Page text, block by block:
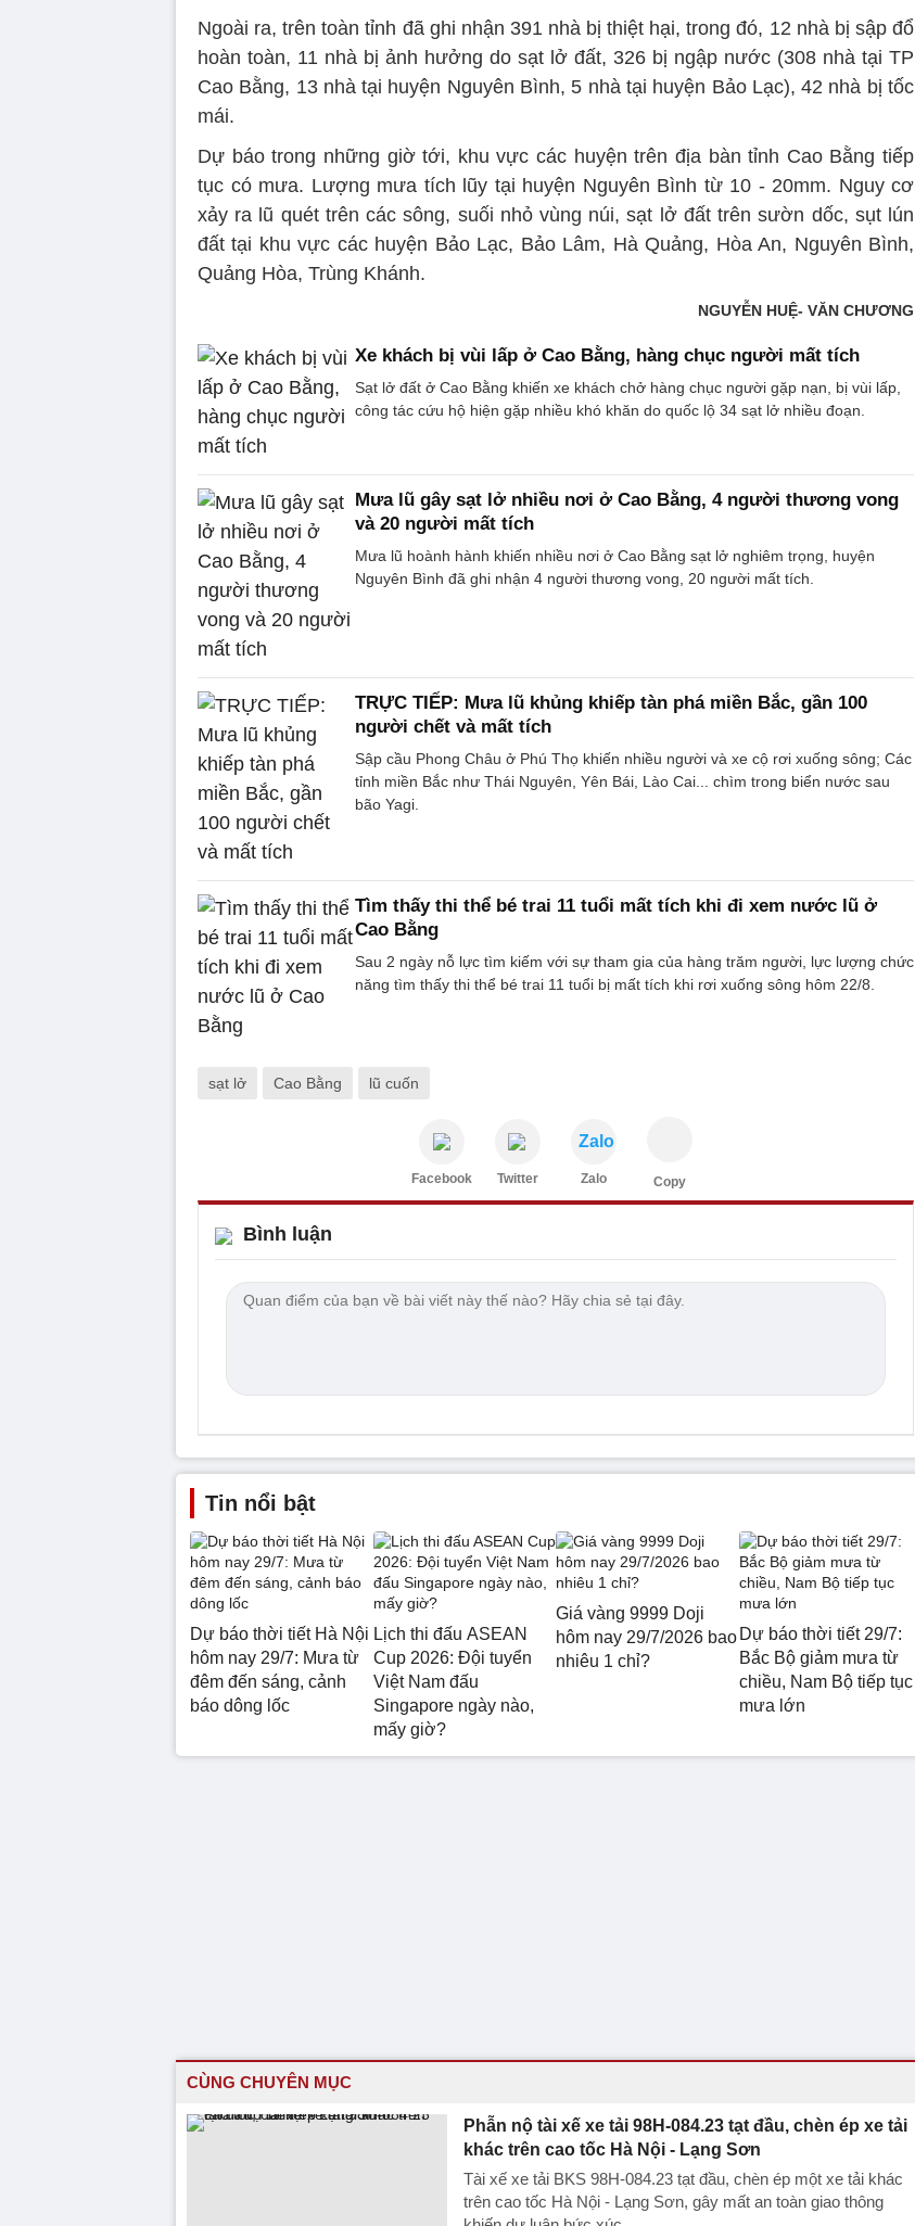
Ngoài ra, trên toàn tỉnh đã ghi nhận 391 nhà bị thiệt hại, trong đó, 12 nhà bị sập đổ
hoàn toàn, 11 nhà bị ảnh hưởng do sạt lở đất, 326 bị ngập nước (308 nhà tại TP
Cao Bằng, 13 nhà tại huyện Nguyên Bình, 5 nhà tại huyện Bảo Lạc), 42 nhà bị tốc
mái.
Dự báo trong những giờ tới, khu vực các huyện trên địa bàn tỉnh Cao Bằng tiếp
tục có mưa. Lượng mưa tích lũy tại huyện Nguyên Bình từ 10 - 20mm. Nguy cơ
xảy ra lũ quét trên các sông, suối nhỏ vùng núi, sạt lở đất trên sườn dốc, sụt lún
đất tại khu vực các huyện Bảo Lạc, Bảo Lâm, Hà Quảng, Hòa An, Nguyên Bình,
Quảng Hòa, Trùng Khánh.
NGUYỄN HUỆ- VĂN CHƯƠNG
Xe khách bị vùi lấp ở Cao Bằng, hàng chục người mất tích
Sạt lở đất ở Cao Bằng khiến xe khách chở hàng chục người gặp nạn, bị vùi lấp,
công tác cứu hộ hiện gặp nhiều khó khăn do quốc lộ 34 sạt lở nhiều đoạn.
Mưa lũ gây sạt lở nhiều nơi ở Cao Bằng, 4 người thương vong
và 20 người mất tích
Mưa lũ hoành hành khiến nhiều nơi ở Cao Bằng sạt lở nghiêm trọng, huyện
Nguyên Bình đã ghi nhận 4 người thương vong, 20 người mất tích.
TRỰC TIẾP: Mưa lũ khủng khiếp tàn phá miền Bắc, gần 100
người chết và mất tích
Sập cầu Phong Châu ở Phú Thọ khiến nhiều người và xe cộ rơi xuống sông; Các
tỉnh miền Bắc như Thái Nguyên, Yên Bái, Lào Cai... chìm trong biển nước sau
bão Yagi.
Tìm thấy thi thể bé trai 11 tuổi mất tích khi đi xem nước lũ ở
Cao Bằng
Sau 2 ngày nỗ lực tìm kiếm với sự tham gia của hàng trăm người, lực lượng chức
năng tìm thấy thi thể bé trai 11 tuổi bị mất tích khi rơi xuống sông hôm 22/8.
sạt lở Cao Bằng lũ cuốn
Facebook Twitter
Zalo
Zalo Copy
Bình luận
Tin nổi bật
Dự báo thời tiết Hà Nội
hôm nay 29/7: Mưa từ
đêm đến sáng, cảnh
báo dông lốc
Lịch thi đấu ASEAN
Cup 2026: Đội tuyển
Việt Nam đấu
Singapore ngày nào,
mấy giờ?
Giá vàng 9999 Doji
hôm nay 29/7/2026 bao
nhiêu 1 chỉ?
Dự báo thời tiết 29/7:
Bắc Bộ giảm mưa từ
chiều, Nam Bộ tiếp tục
mưa lớn
CÙNG CHUYÊN MỤC
Phẫn nộ tài xế xe tải 98H-084.23 tạt đầu, chèn ép xe tải
khác trên cao tốc Hà Nội - Lạng Sơn
Tài xế xe tải BKS 98H-084.23 tạt đầu, chèn ép một xe tải khác
trên cao tốc Hà Nội - Lạng Sơn, gây mất an toàn giao thông